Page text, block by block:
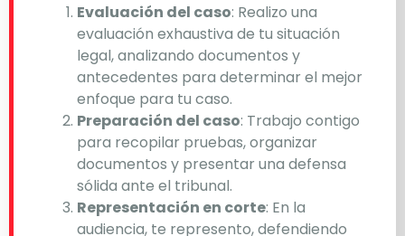
Evaluación del caso: Realizo una
evaluación exhaustiva de tu situación
legal, analizando documentos y
antecedentes para determinar el mejor
enfoque para tu caso.
Preparación del caso: Trabajo contigo
para recopilar pruebas, organizar
documentos y presentar una defensa
sólida ante el tribunal.
Representación en corte: En la
audiencia, te represento, defendiendo